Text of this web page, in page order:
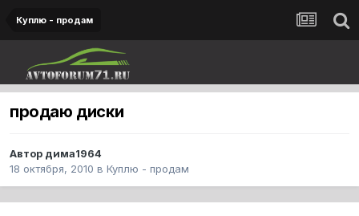
Куплю - продам
продаю диски
Автор дима1964
18 октября, 2010 в Куплю - продам